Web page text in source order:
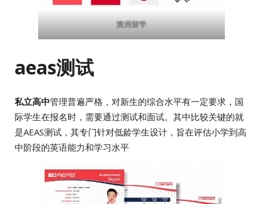
澳洲留学
aeas测试
私立高中管理普遍严格，对新生的综合水平有一定要求，国
际学生在报名时，需要通过测试和面试。其中比较关键的就
是AEAS测试，其专门针对低龄学生设计，旨在评估小学到高
中阶段的英语能力和学习水平